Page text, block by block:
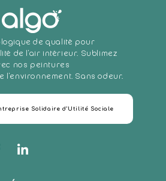
de qualité pour
de l'air intérieur. Sublimez
nos peintures
l'environnement. Sans odeur.
Solidaire d’Utilité Sociale
Translation